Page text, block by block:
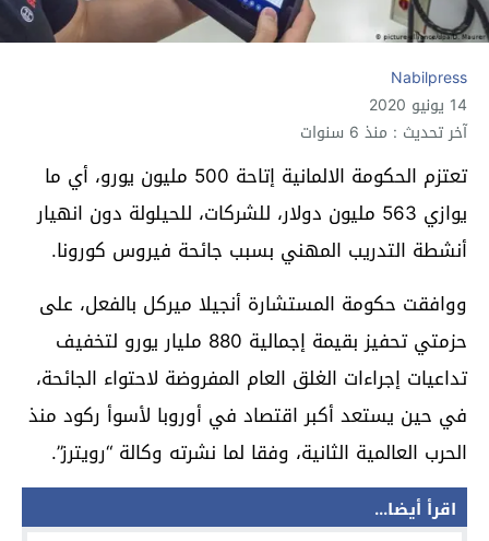
Nabilpress
14 يونيو 2020
آخر تحديث : منذ 6 سنوات
تعتزم الحكومة الالمانية إتاحة 500 مليون يورو، أي ما
يوازي 563 مليون دولار، للشركات، للحيلولة دون انهيار
أنشطة التدريب المهني بسبب جائحة فيروس كورونا.
ووافقت حكومة المستشارة أنجيلا ميركل بالفعل، على
حزمتي تحفيز بقيمة إجمالية 880 مليار يورو لتخفيف
تداعيات إجراءات الغلق العام المفروضة لاحتواء الجائحة،
في حين يستعد أكبر اقتصاد في أوروبا لأسوأ ركود منذ
الحرب العالمية الثانية، وفقا لما نشرته وكالة “رويترز”.
اقرأ أيضا...